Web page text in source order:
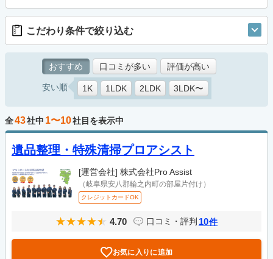
こだわり条件で絞り込む
おすすめ 口コミが多い 評価が高い
安い順 1K 1LDK 2LDK 3LDK〜
全43社中 1〜10社目を表示中
遺品整理・特殊清掃プロアシスト
[運営会社] 株式会社Pro Assist
（岐阜県安八郡輪之内町の部屋片付け）
クレジットカードOK
4.70 口コミ・評判 10件
お気に入りに追加